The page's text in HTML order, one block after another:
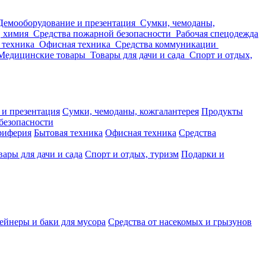
и презентация Сумки, чемоданы,
химия Средства пожарной безопасности Рабочая спецодежда
Офисная техника Средства коммуникации
товары Товары для дачи и сада Спорт и отдых,
презентация Сумки, чемоданы, кожгалантерея Продукты
Бытовая техника Офисная техника Средства
для дачи и сада Спорт и отдых, туризм Подарки и
и баки для мусора Средства от насекомых и грызунов